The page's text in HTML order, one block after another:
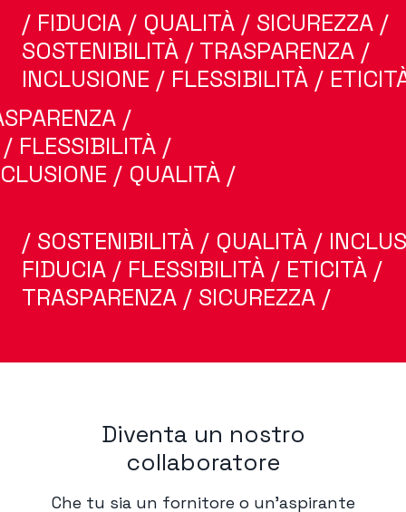
/ FIDUCIA / QUALITÀ / SICUREZZA /
SOSTENIBILITÀ / TRASPARENZA /
INCLUSIONE / FLESSIBILITÀ /
/
/ FLESSIBILITÀ /
/ QUALITÀ /
/ SOSTENIBILITÀ / QUALITÀ /
FIDUCIA / FLESSIBILITÀ / ETICITÀ /
TRASPARENZA / SICUREZZA /
Diventa un nostro
collaboratore
Che tu sia un fornitore o un’aspirante